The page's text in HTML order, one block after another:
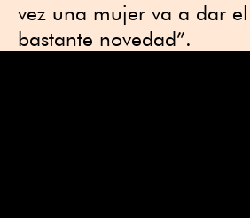
vez una mujer va a dar
bastante novedad”.